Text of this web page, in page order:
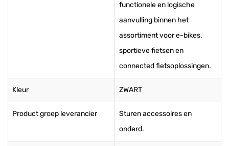
functionele en logische
aanvulling binnen het
assortiment voor e-bikes,
sportieve fietsen en
connected fietsoplossingen.
Kleur ZWART
Product groep leverancier
Sturen accessoires en
onderd.